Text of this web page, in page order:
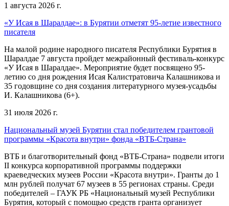
1 августа 2026 г.
«У Исая в Шаралдае»: в Бурятии отметят 95-летие известного
писателя
На малой родине народного писателя Республики Бурятия в
Шаралдае 7 августа пройдет межрайонный фестиваль-конкурс
«У Исая в Шаралдае». Мероприятие будет посвящено 95-
летию со дня рождения Исая Калистратовича Калашникова и
35 годовщине со дня создания литературного музея-усадьбы
И. Калашникова (6+).
31 июля 2026 г.
Национальный музей Бурятии стал победителем грантовой
программы «Красота внутри» фонда «ВТБ-Страна»
ВТБ и благотворительный фонд «ВТБ-Страна» подвели итоги
II конкурса корпоративной программы поддержки
краеведческих музеев России «Красота внутри». Гранты до 1
млн рублей получат 67 музеев в 55 регионах страны. Среди
победителей – ГАУК РБ «Национальный музей Республики
Бурятия, который с помощью средств гранта организует